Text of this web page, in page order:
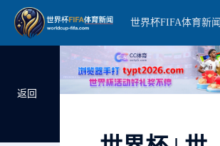
世界杯FIFA体育新闻
返回